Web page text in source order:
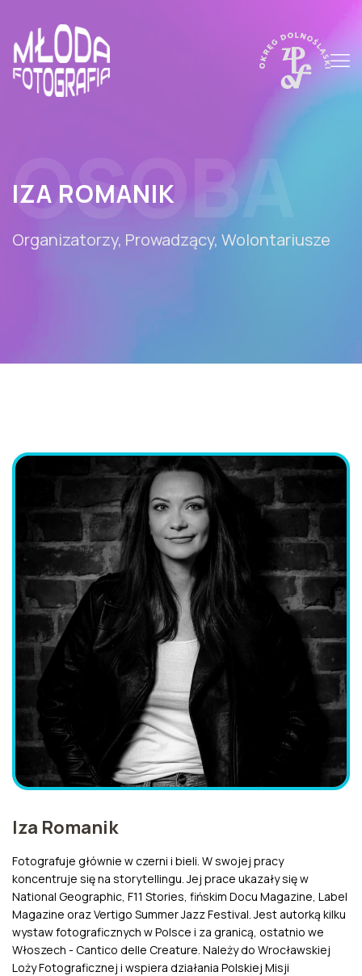
OSOBA
IZA ROMANIK
Organizatorzy, Prowadzący, Wolontariusze
Iza Romanik
Fotografuje głównie w czerni i bieli. W swojej pracy
koncentruje się na storytellingu. Jej prace ukazały się w
National Geographic, F11 Stories, fińskim Docu Magazine, Label
Magazine oraz Vertigo Summer Jazz Festival. Jest autorką kilku
wystaw fotograficznych w Polsce i za granicą, ostatnio we
Włoszech - Cantico delle Creature. Należy do Wrocławskiej
Loży Fotograficznej i wspiera działania Polskiej Misji